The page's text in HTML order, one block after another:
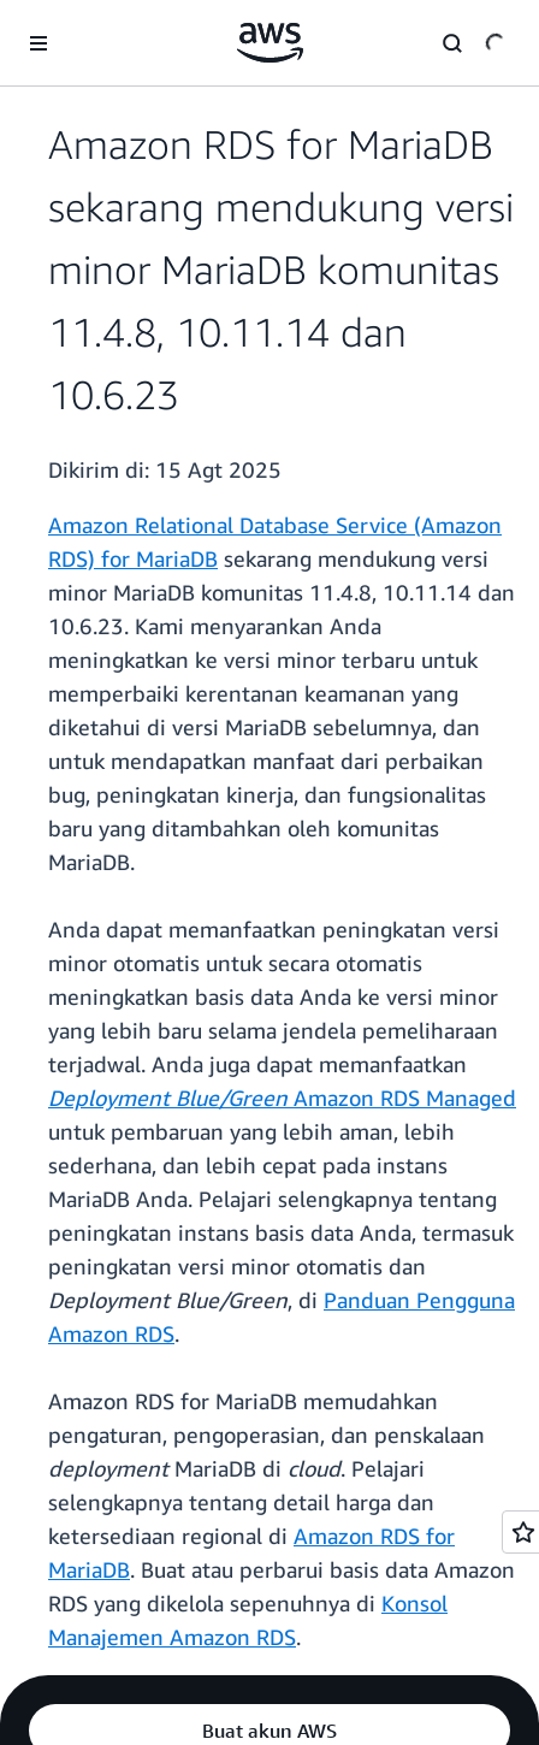
Amazon RDS for MariaDB
sekarang mendukung versi
minor MariaDB komunitas
11.4.8, 10.11.14 dan
10.6.23
Dikirim di: 15 Agt 2025
Amazon Relational Database Service (Amazon
RDS) for MariaDB sekarang mendukung versi
minor MariaDB komunitas 11.4.8, 10.11.14 dan
10.6.23. Kami menyarankan Anda
meningkatkan ke versi minor terbaru untuk
memperbaiki kerentanan keamanan yang
diketahui di versi MariaDB sebelumnya, dan
untuk mendapatkan manfaat dari perbaikan
bug, peningkatan kinerja, dan fungsionalitas
baru yang ditambahkan oleh komunitas
MariaDB.
Anda dapat memanfaatkan peningkatan versi
minor otomatis untuk secara otomatis
meningkatkan basis data Anda ke versi minor
yang lebih baru selama jendela pemeliharaan
terjadwal. Anda juga dapat memanfaatkan
Deployment Blue/Green Amazon RDS Managed
untuk pembaruan yang lebih aman, lebih
sederhana, dan lebih cepat pada instans
MariaDB Anda. Pelajari selengkapnya tentang
peningkatan instans basis data Anda, termasuk
peningkatan versi minor otomatis dan
Deployment Blue/Green, di Panduan Pengguna
Amazon RDS.
Amazon RDS for MariaDB memudahkan
pengaturan, pengoperasian, dan penskalaan
deploymentMariaDB di cloud. Pelajari
selengkapnya tentang detail harga dan
ketersediaan regional di Amazon RDS for
MariaDB. Buat atau perbarui basis data Amazon
RDS yang dikelola sepenuhnya di Konsol
Manajemen Amazon RDS.
Buat akun AWS